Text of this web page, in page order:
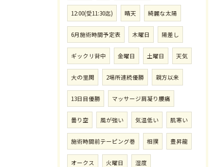
12:00(受11:30迄) 晴天 綺麗な太陽
6月施術時間予定表 木曜日 陽差し
ギックリ背中 金曜日 土曜日 天気
大の里関 2場所連続優勝 親方以来
13日目優勝 マッサージ肩凝り腰痛
曇り空 風が強い 気温低い 肌寒い
施術時間前テーピング巻 相撲 豊昇龍
オークス 火曜日 湿度